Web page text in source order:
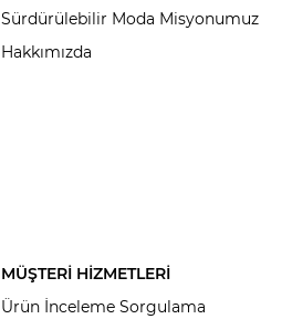
Sürdürülebilir Moda Misyonumuz
Hakkımızda
MÜŞTERİ HİZMETLERİ
Ürün İnceleme Sorgulama